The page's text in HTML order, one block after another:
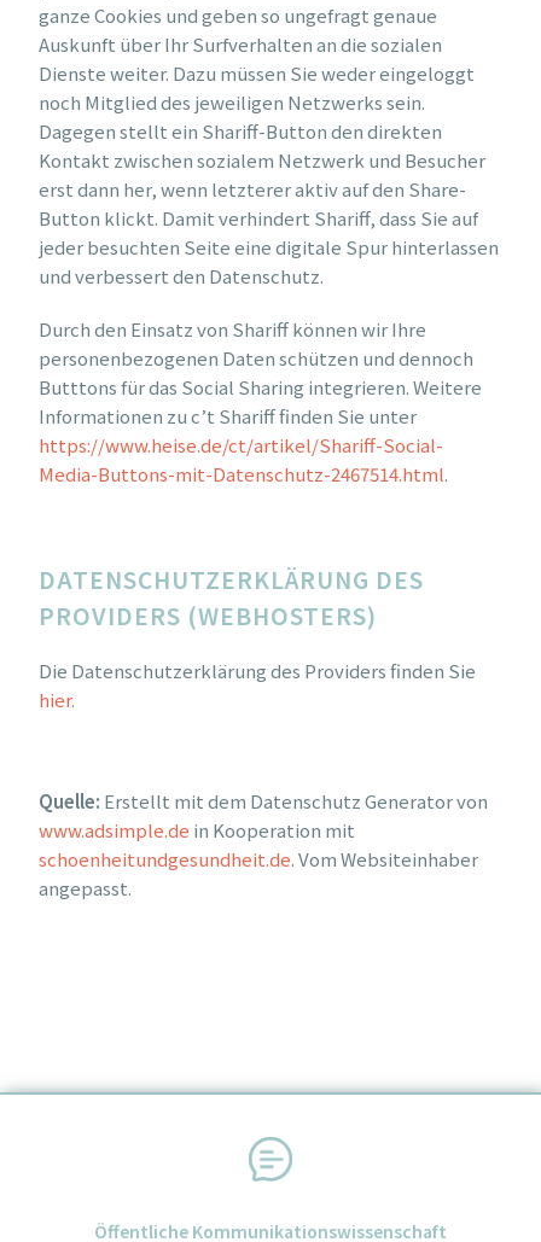
ganze Cookies und geben so ungefragt genaue
Auskunft über Ihr Surfverhalten an die sozialen
Dienste weiter. Dazu müssen Sie weder eingeloggt
noch Mitglied des jeweiligen Netzwerks sein.
Dagegen stellt ein Shariff-Button den direkten
Kontakt zwischen sozialem Netzwerk und Besucher
erst dann her, wenn letzterer aktiv auf den Share-
Button klickt. Damit verhindert Shariff, dass Sie auf
jeder besuchten Seite eine digitale Spur hinterlassen
und verbessert den Datenschutz.
Durch den Einsatz von Shariff können wir Ihre
personenbezogenen Daten schützen und dennoch
Butttons für das Social Sharing integrieren. Weitere
Informationen zu c’t Shariff finden Sie unter
https://www.heise.de/ct/artikel/Shariff-Social-
Media-Buttons-mit-Datenschutz-2467514.html.
DATENSCHUTZERKLÄRUNG DES
PROVIDERS (WEBHOSTERS)
Die Datenschutzerklärung des Providers finden Sie
hier.
Quelle: Erstellt mit dem Datenschutz Generator von
www.adsimple.de in Kooperation mit
schoenheitundgesundheit.de. Vom Websiteinhaber
angepasst.
Öffentliche Kommunikationswissenschaft